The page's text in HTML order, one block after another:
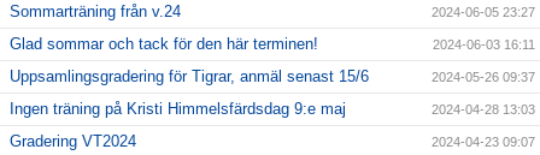
Sommarträning från v.24 2024-06-05 23:27
Glad sommar och tack för den här terminen! 2024-06-03 16:11
Uppsamlingsgradering för Tigrar, anmäl senast 15/6 2024-05-26 09:37
Ingen träning på Kristi Himmelsfärdsdag 9:e maj 2024-04-28 13:03
Gradering VT2024 2024-04-23 09:07